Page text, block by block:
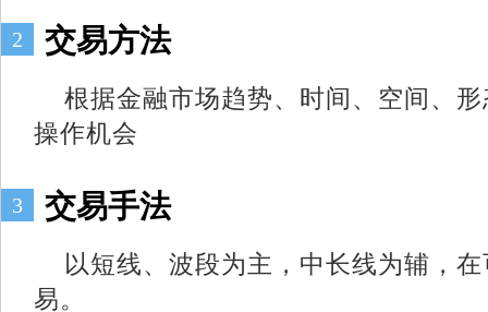
2 交易方法
根据金融市场趋势、时间、空间、
操作机会
3 交易手法
以短线、波段为主，中长线为辅，
易。